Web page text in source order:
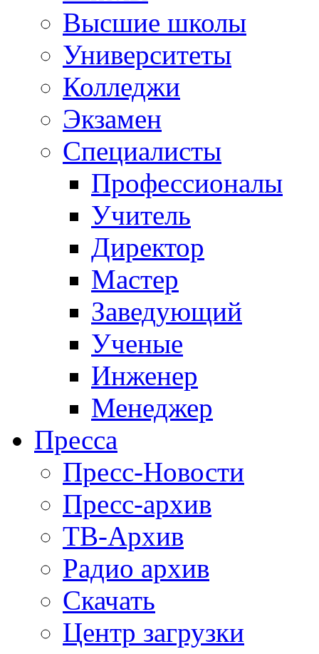
Высшие школы
Университеты
Колледжи
Экзамен
Специалисты
Профессионалы
Учитель
Директор
Мастер
Заведующий
Ученые
Инженер
Менеджер
Пресса
Пресс-Новости
Пресс-архив
ТВ-Архив
Радио архив
Скачать
Центр загрузки